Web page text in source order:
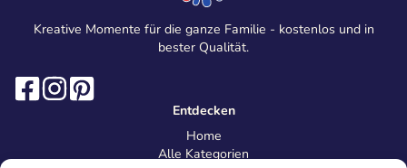
Kreative Momente für die ganze Familie - kostenlos und in
bester Qualität.
Entdecken
Home
Alle Kategorien